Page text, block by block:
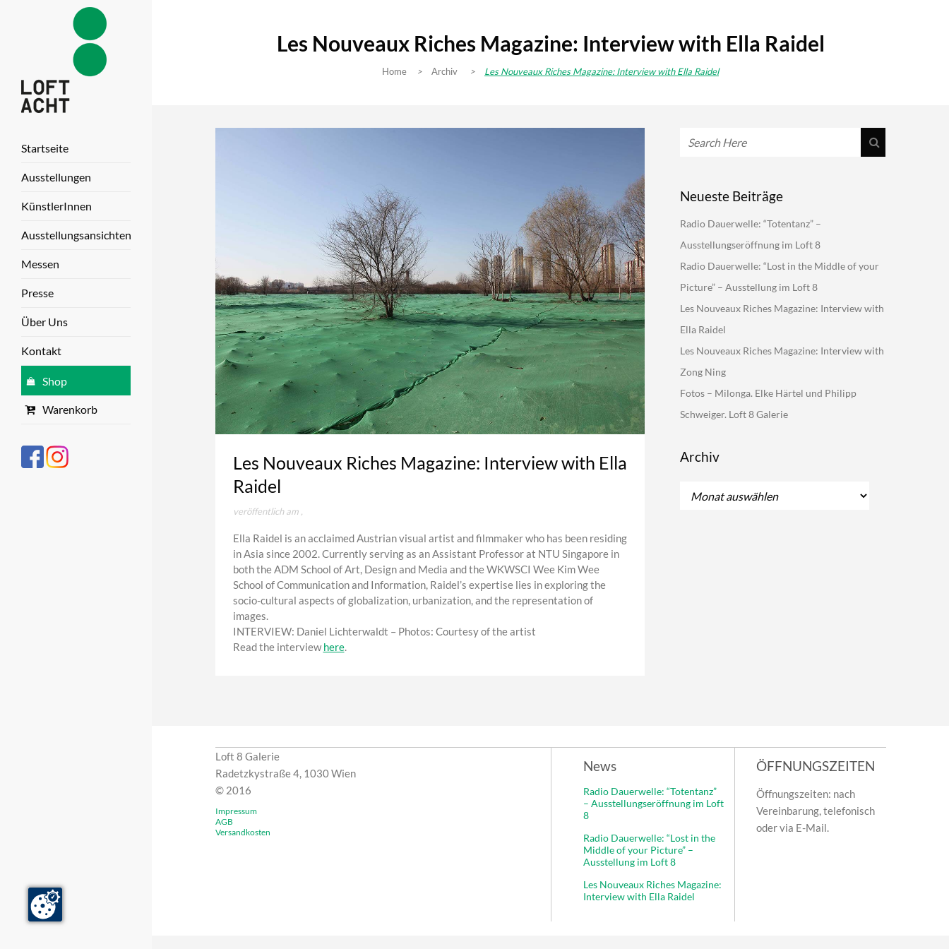
Startseite
Ausstellungen
KünstlerInnen
Ausstellungsansichten
Messen
Presse
Über Uns
Kontakt
Shop
Warenkorb
Les Nouveaux Riches Magazine: Interview with Ella Raidel
Home > Archiv > Les Nouveaux Riches Magazine: Interview with Ella Raidel
Les Nouveaux Riches Magazine: Interview with Ella
Raidel
veröffentlich am ,
Ella Raidel is an acclaimed Austrian visual artist and filmmaker who has been residing
in Asia since 2002. Currently serving as an Assistant Professor at NTU Singapore in
both the ADM School of Art, Design and Media and the WKWSCI Wee Kim Wee
School of Communication and Information, Raidel’s expertise lies in exploring the
socio-cultural aspects of globalization, urbanization, and the representation of
images.
INTERVIEW: Daniel Lichterwaldt – Photos: Courtesy of the artist
Read the interviewhere.
Neueste Beiträge
Radio Dauerwelle: “Totentanz” –
Ausstellungseröffnung im Loft 8
Radio Dauerwelle: “Lost in the Middle of your
Picture” – Ausstellung im Loft 8
Les Nouveaux Riches Magazine: Interview with
Ella Raidel
Les Nouveaux Riches Magazine: Interview with
Zong Ning
Fotos – Milonga. Elke Härtel und Philipp
Schweiger. Loft 8 Galerie
Archiv
Loft 8 Galerie
Radetzkystraße 4, 1030 Wien
© 2016
Impressum
AGB
Versandkosten
News
Radio Dauerwelle: “Totentanz”
– Ausstellungseröffnung im Loft
8
Radio Dauerwelle: “Lost in the
Middle of your Picture” –
Ausstellung im Loft 8
Les Nouveaux Riches Magazine:
Interview with Ella Raidel
ÖFFNUNGSZEITEN
Öffnungszeiten: nach
Vereinbarung, telefonisch
oder via E-Mail.